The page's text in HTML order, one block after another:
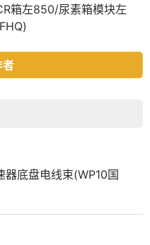
箱左850/尿素箱模块左
者
底盘电线束(WP10国